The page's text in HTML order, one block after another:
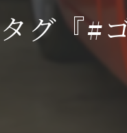
タグ『#